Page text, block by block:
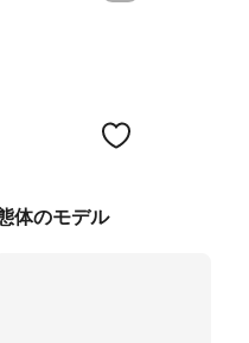
体のモデル